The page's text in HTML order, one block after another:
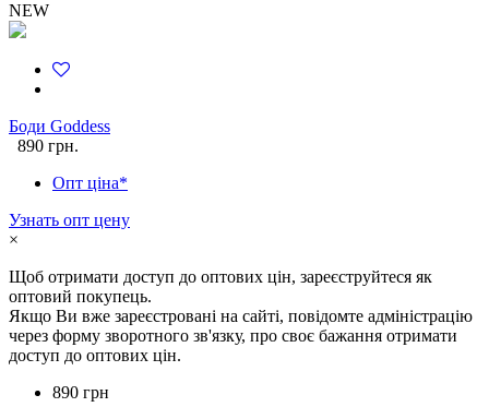
NEW
Боди Goddess
890 грн.
Опт ціна*
Узнать опт цену
×
Щоб отримати доступ до оптових цін, зареєструйтеся як
оптовий покупець.
Якщо Ви вже зареєстровані на сайті, повідомте адміністрацію
через форму зворотного зв'язку, про своє бажання отримати
доступ до оптових цін.
890 грн